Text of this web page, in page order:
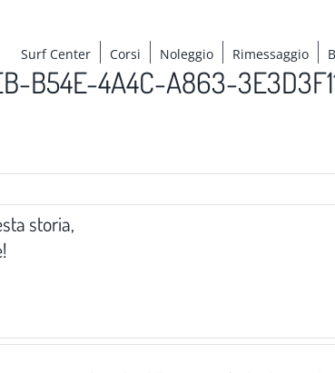
Surf Center Corsi Noleggio Rimessaggio
B54E-4A4C-A863-
storia,